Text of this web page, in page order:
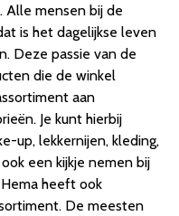
Alle mensen bij de
is het dagelijkse leven
Deze passie van de
die de winkel
aan
Je kunt hierbij
up, lekkernijen, kleding,
een kijkje nemen bij
heeft ook
De meesten